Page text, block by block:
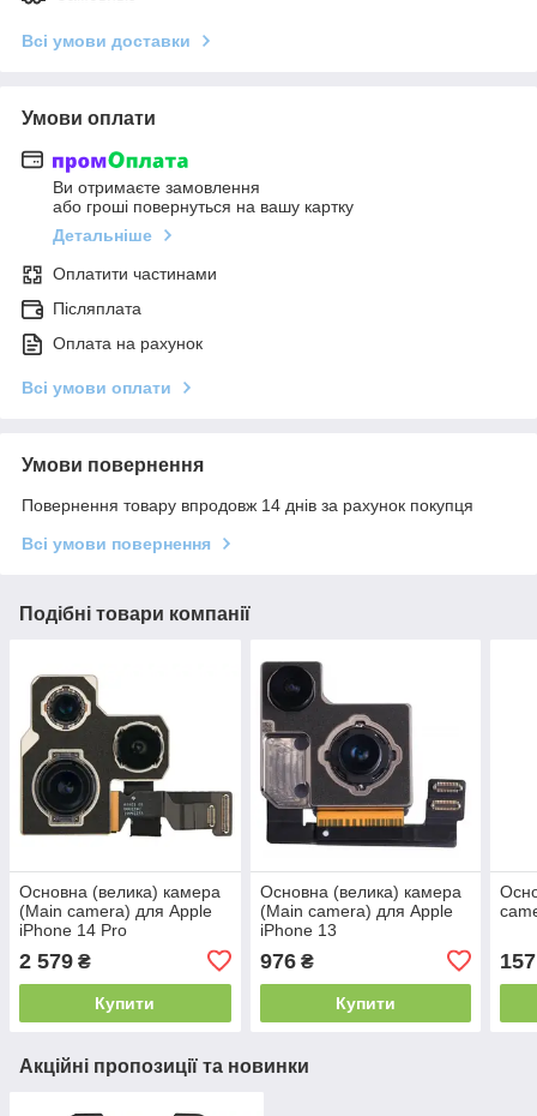
Всі умови доставки
Умови оплати
Ви отримаєте замовлення
або гроші повернуться на вашу картку
Детальніше
Оплатити частинами
Післяплата
Оплата на рахунок
Всі умови оплати
Умови повернення
Повернення товару впродовж 14 днів за рахунок покупця
Всі умови повернення
Подібні товари компанії
Основна (велика) камера
(Main camera) для Apple
iPhone 14 Pro
2 579 ₴
Купити
Основна (велика) камера
(Main camera) для Apple
iPhone 13
976₴
Купити
157
Акційні пропозиції та новинки